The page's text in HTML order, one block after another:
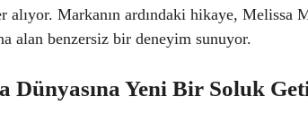
alıyor. Markanın ardındaki hikaye, Melissa
alan benzersiz bir deneyim sunuyor.
Yeni Bir Soluk